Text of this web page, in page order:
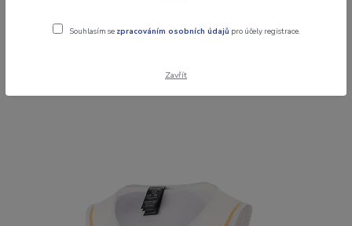
STELLA PLASMA CHEST bílá/gradient
Souhlasím se zpracováním osobních údajů pro účely registrace.
Zavřít